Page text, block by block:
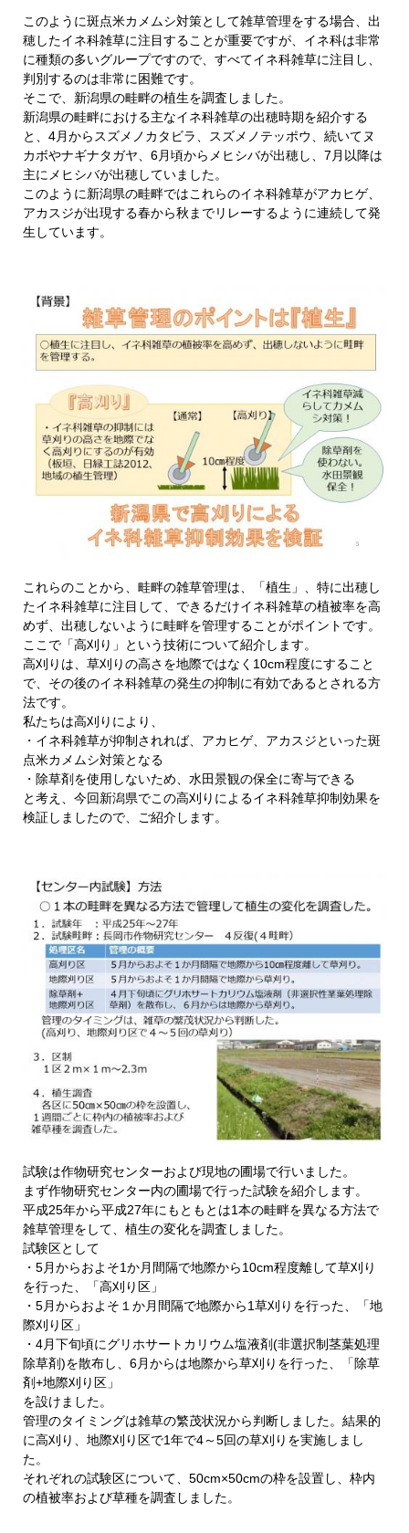
このように斑点米カメムシ対策として雑草管理をする場合、出
穂したイネ科雑草に注目することが重要ですが、イネ科は非常
に種類の多いグループですので、すべてイネ科雑草に注目し、
判別するのは非常に困難です。
そこで、新潟県の畦畔の植生を調査しました。
新潟県の畦畔における主なイネ科雑草の出穂時期を紹介する
と、4月からスズメノカタビラ、スズメノテッポウ、続いてヌ
カボやナギナタガヤ、6月頃からメヒシバが出穂し、7月以降は
主にメヒシバが出穂していました。
このように新潟県の畦畔ではこれらのイネ科雑草がアカヒゲ、
アカスジが出現する春から秋までリレーするように連続して発
生しています。
これらのことから、畦畔の雑草管理は、「植生」、特に出穂し
たイネ科雑草に注目して、できるだけイネ科雑草の植被率を高
めず、出穂しないように畦畔を管理することがポイントです。
ここで「高刈り」という技術について紹介します。
高刈りは、草刈りの高さを地際ではなく10cm程度にすること
で、その後のイネ科雑草の発生の抑制に有効であるとされる方
法です。
私たちは高刈りにより、
・イネ科雑草が抑制されれば、アカヒゲ、アカスジといった斑
点米カメムシ対策となる
・除草剤を使用しないため、水田景観の保全に寄与できる
と考え、今回新潟県でこの高刈りによるイネ科雑草抑制効果を
検証しましたので、ご紹介します。
試験は作物研究センターおよび現地の圃場で行いました。
まず作物研究センター内の圃場で行った試験を紹介します。
平成25年から平成27年にもともとは1本の畦畔を異なる方法で
雑草管理をして、植生の変化を調査しました。
試験区として
・5月からおよそ1か月間隔で地際から10cm程度離して草刈り
を行った、「高刈り区」
・5月からおよそ１か月間隔で地際から1草刈りを行った、「地
際刈り区」
・4月下旬頃にグリホサートカリウム塩液剤(非選択制茎葉処理
除草剤)を散布し、6月からは地際から草刈りを行った、「除草
剤+地際刈り区」
を設けました。
管理のタイミングは雑草の繁茂状況から判断しました。結果的
に高刈り、地際刈り区で1年で4～5回の草刈りを実施しまし
た。
それぞれの試験区について、50cm×50cmの枠を設置し、枠内
の植被率および草種を調査しました。